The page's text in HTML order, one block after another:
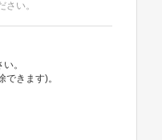
い。
。
きます)。